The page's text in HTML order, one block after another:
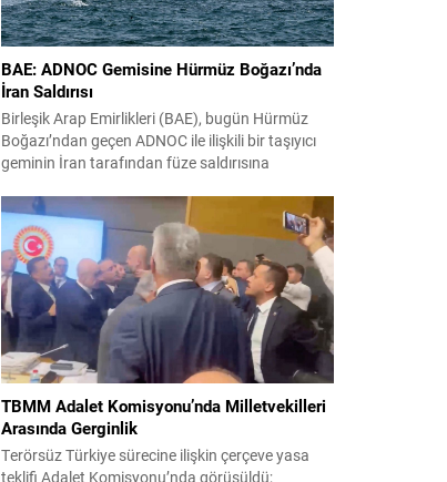
BAE: ADNOC Gemisine Hürmüz Boğazı’nda
İran Saldırısı
Birleşik Arap Emirlikleri (BAE), bugün Hürmüz
Boğazı’ndan geçen ADNOC ile ilişkili bir taşıyıcı
geminin İran tarafından füze saldırısına
alındığını bildirirken saldırıyı kınadı ve Tahran’ı
korsanlıkla suçladı. WAM ajansının aktardığı ilk
açıklamada, ADNOC’a ait bir geminin sabah
saatlerinde hedef alındığı belirtildi; ilerleyen
dakikalarda ise BAE...
TBMM Adalet Komisyonu’nda Milletvekilleri
Arasında Gerginlik
Terörsüz Türkiye sürecine ilişkin çerçeve yasa
teklifi Adalet Komisyonu’nda görüşüldü;